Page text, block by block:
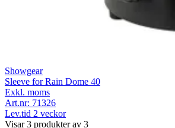
Showgear
Sleeve for Rain Dome 40
Exkl. moms
Art.nr: 71326
Lev.tid 2 veckor
Visar 3 produkter av 3